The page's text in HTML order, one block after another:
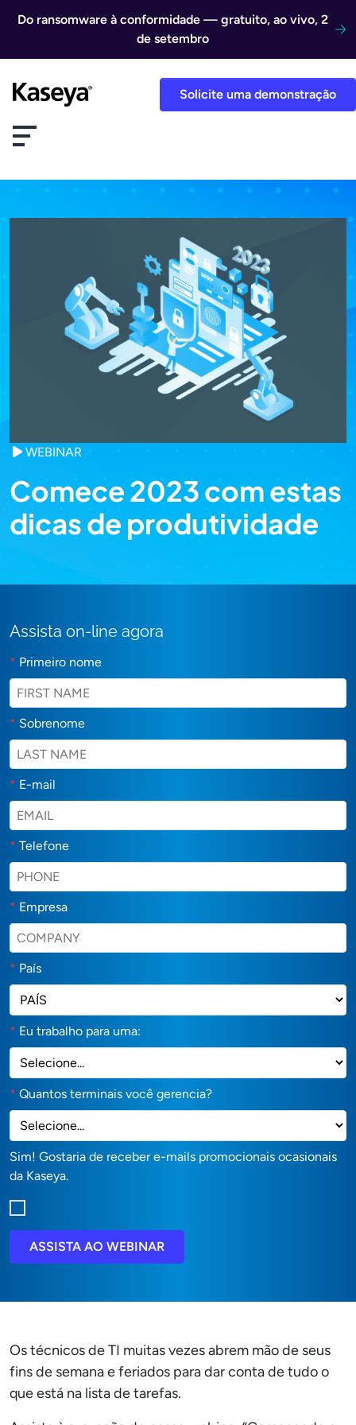
Do ransomware à conformidade — gratuito, ao vivo, 2
de setembro
Solicite uma demonstração
WEBINAR
Comece 2023 com estas
dicas de produtividade
Assista on-line agora
* Primeiro nome
* Sobrenome
* E-mail
* Telefone
* Empresa
* País
* Eu trabalho para uma:
* Quantos terminais você gerencia?
Sim! Gostaria de receber e-mails promocionais ocasionais
da Kaseya.
ASSISTA AO WEBINAR
Os técnicos de TI muitas vezes abrem mão de seus
fins de semana e feriados para dar conta de tudo o
que está na lista de tarefas.